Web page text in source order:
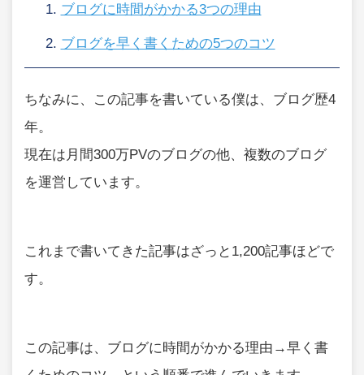
ブログに時間がかかる3つの理由
ブログを早く書くための5つのコツ
ちなみに、この記事を書いている僕は、ブログ歴4
年。
現在は月間300万PVのブログの他、複数のブログ
を運営しています。
これまで書いてきた記事はざっと1,200記事ほどで
す。
この記事は、ブログに時間がかかる理由→早く書